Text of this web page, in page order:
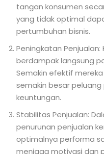
tangan konsumen
yang tidak optimal
pertumbuhan bisnis.
Peningkatan
berdampak langsung
Semakin efektif
semakin besar
keuntungan.
Stabilitas Penjualan:
penurunan penjualan
optimalnya performa
menjaga motivasi dan